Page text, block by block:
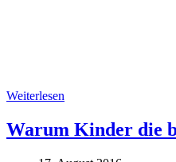
Weiterlesen
Warum Kinder die